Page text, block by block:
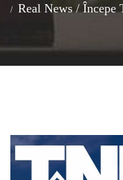
Real News / Începe